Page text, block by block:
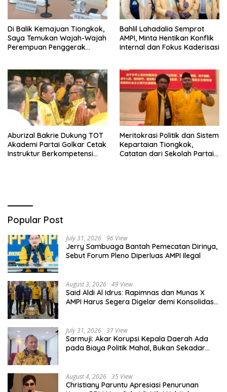
Di Balik Kemajuan Tiongkok,
Saya Temukan Wajah-Wajah
Perempuan Penggerak
Bahlil Lahadalia Semprot
AMPI, Minta Hentikan Konflik
Internal dan Fokus Kaderisasi
Aburizal Bakrie Dukung TOT
Akademi Partai Golkar Cetak
Instruktur Berkompetensi
Meritokrasi Politik dan Sistem
Kepartaian Tiongkok,
Catatan dari Sekolah Partai
Popular Post
July 31, 2026 96 View
Jerry Sambuaga Bantah Pemecatan Dirinya,
Sebut Forum Pleno Diperluas AMPI Ilegal
August 3, 2026 49 View
Said Aldi Al Idrus: Rapimnas dan Munas X
AMPI Harus Segera Digelar demi Konsolidasi
July 31, 2026 37 View
Sarmuji: Akar Korupsi Kepala Daerah Ada
pada Biaya Politik Mahal, Bukan Sekadar
August 4, 2026 35 View
Christiany Paruntu Apresiasi Penurunan